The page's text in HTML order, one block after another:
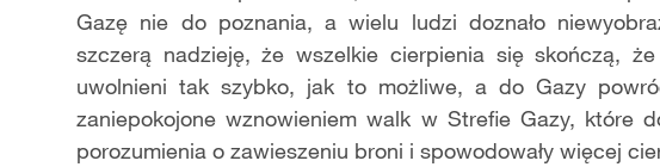
Gazę nie do poznania, a wielu ludzi doznało
szczerą nadzieję, że wszelkie cierpienia się skończą,
uwolnieni tak szybko, jak to możliwe, a do Gazy
zaniepokojone wznowieniem walk w Strefie Gazy, które
porozumienia o zawieszeniu broni i spowodowały więcej